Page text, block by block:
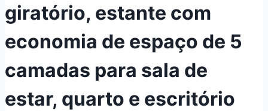
giratório, estante com
economia de espaço de 5
camadas para sala de
estar, quarto e escritório